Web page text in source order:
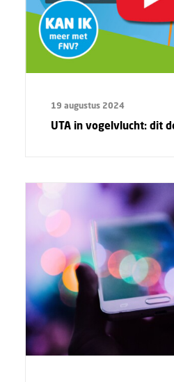
19 augustus 2024
UTA in vogelvlucht: dit